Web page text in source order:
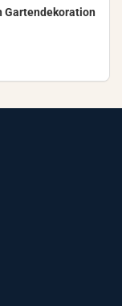
Gar­ten­de­ko­ra­ti­on